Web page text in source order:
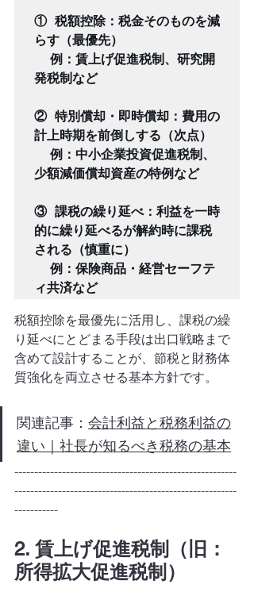
① 税額控除：税金そのものを減
らす（最優先）
例：賃上げ促進税制、研究開
発税制など
② 特別償却・即時償却：費用の
計上時期を前倒しする（次点）
例：中小企業投資促進税制、
少額減価償却資産の特例など
③ 課税の繰り延べ：利益を一時
的に繰り延べるが解約時に課税
される（慎重に）
例：保険商品・経営セーフテ
税額控除を最優先に活用し、課税の繰
り延べにとどまる手段は出口戦略まで
含めて設計することが、節税と財務体
質強化を両立させる基本方針です。
関連記事： 会計利益と税務利益の
違い｜社長が知るべき税務の基本
--------------------------------------------------------
--------------------------------------------------------
-----------
2. 賃上げ促進税制（旧：
所得拡大促進税制）